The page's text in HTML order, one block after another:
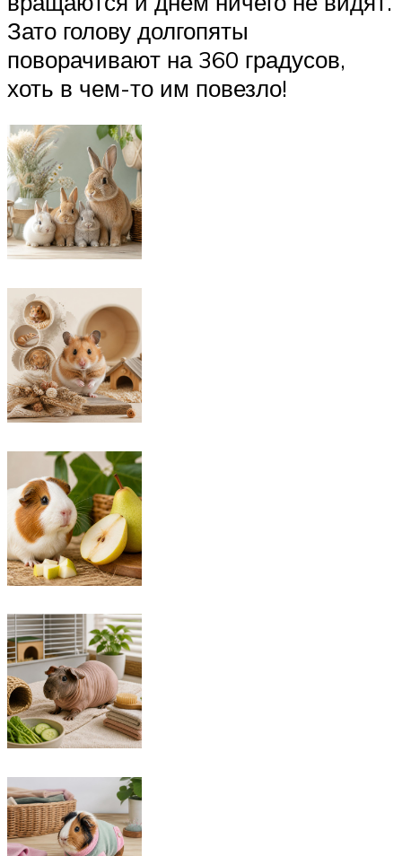
Зато голову долгопяты
поворачивают на 360 градусов,
хоть в чем-то им повезло!